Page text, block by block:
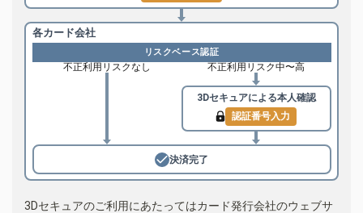
各カード会社
リスクベース認証
不正利用リスクなし 不正利用リスク中〜高
3Dセキュアによる本人確認
認証番号入力
決済完了
3Dセキュアのご利用にあたってはカード発行会社のウェブサ